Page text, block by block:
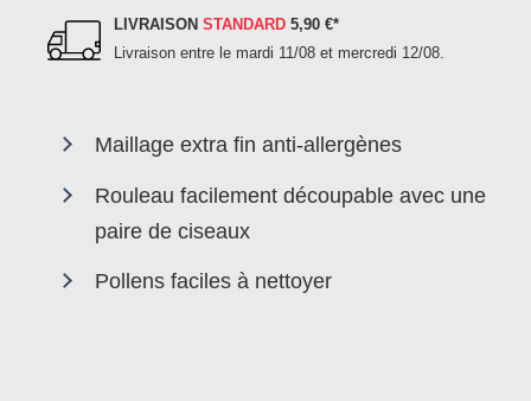
LIVRAISONSTANDARD 5,90 €*
Livraison entre le mardi 11/08 et mercredi 12/08.
Maillage extra fin anti-allergènes
Rouleau facilement découpable avec une
paire de ciseaux
Pollens faciles à nettoyer